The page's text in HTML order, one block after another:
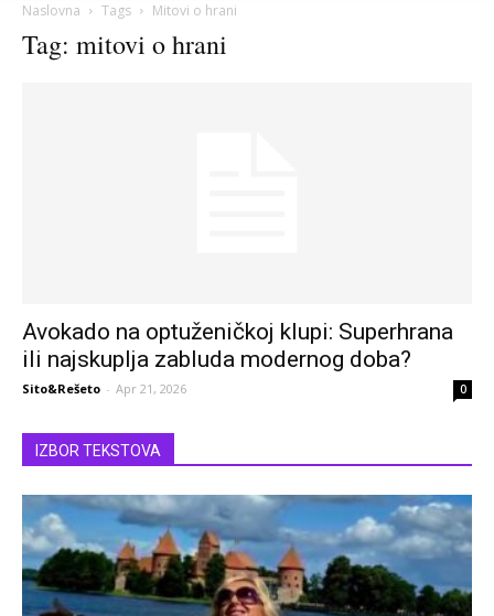
Naslovna Tags Mitovi o hrani
Tag: mitovi o hrani
Avokado na optuženičkoj klupi: Superhrana
ili najskuplja zabluda modernog doba?
Sito&Rešeto - Apr 21, 2026 0
IZBOR TEKSTOVA